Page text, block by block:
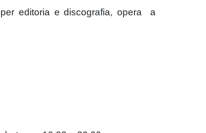
editoria e discografia, opera a